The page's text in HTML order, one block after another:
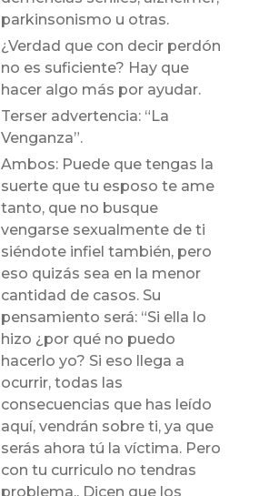
parkinsonismo u otras.
¿Verdad que con decir perdón
no es suficiente? Hay que
hacer algo más por ayudar.
Terser advertencia: “La
Venganza”.
Ambos: Puede que tengas la
suerte que tu esposo te ame
tanto, que no busque
vengarse sexualmente de ti
siéndote infiel también, pero
eso quizás sea en la menor
cantidad de casos. Su
pensamiento será: “Si ella lo
hizo ¿por qué no puedo
hacerlo yo? Si eso llega a
ocurrir, todas las
consecuencias que has leído
aquí, vendrán sobre ti, ya que
serás ahora tú la víctima. Pero
con tu curriculo no tendras
problema.. Dicen que los